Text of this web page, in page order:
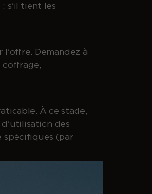
s'il tient les
l'offre. Demandez à
coffrage,
À ce stade,
d'utilisation des
spécifiques (par